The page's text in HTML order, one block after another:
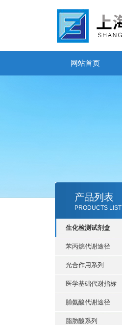
网站首页
产品列表
PRODUCTS LIST
生化检测试剂盒
苯丙烷代谢途径
光合作用系列
医学基础代谢指标
脯氨酸代谢途径
脂肪酸系列